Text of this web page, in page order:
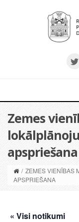
Zemes
apspriešana
/ ZEMES VIENĪBAS
APSPRIEŠANA
« Visi notikumi